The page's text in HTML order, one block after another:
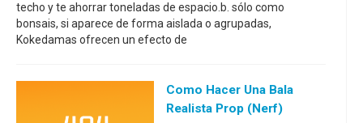
techo y te ahorrar toneladas de espacio.b. sólo como
bonsais, si aparece de forma aislada o agrupadas,
Kokedamas ofrecen un efecto de
Como Hacer Una Bala
Realista Prop (Nerf)